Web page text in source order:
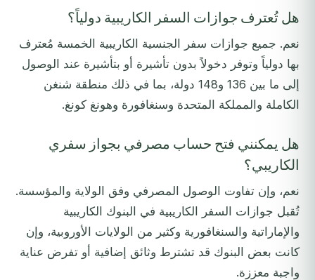
هل تُعترف جوازات السفر الكاريبية دولياً؟
نعم. جميع جوازات سفر الجنسية الكاريبية الخمسة مُعترف
بها دولياً وتوفر دخولاً بدون تأشيرة أو بتأشيرة عند الوصول
إلى ما بين 136 و148 دولة، بما في ذلك منطقة شنغن
الكاملة والمملكة المتحدة وسنغافورة وهونغ كونغ.
هل يمكنني فتح حساب مصرفي بجواز سفري
الكاريبي؟
نعم، وإن تفاوت الوصول المصرفي وفق الولاية والمؤسسة.
تُقبل جوازات السفر الكاريبية في البنوك الكاريبية
والإماراتية والسنغافورية وكثير من الولايات الأوروبية، وإن
كانت بعض البنوك قد تشترط وثائق إضافية أو تفرض عناية
واجبة معززة.